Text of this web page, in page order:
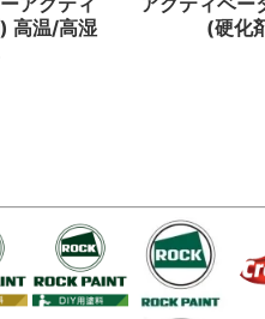
高温/高湿
(硬化